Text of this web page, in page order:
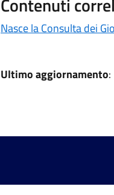
Nasce la Consulta dei
Ultimo aggiornamento